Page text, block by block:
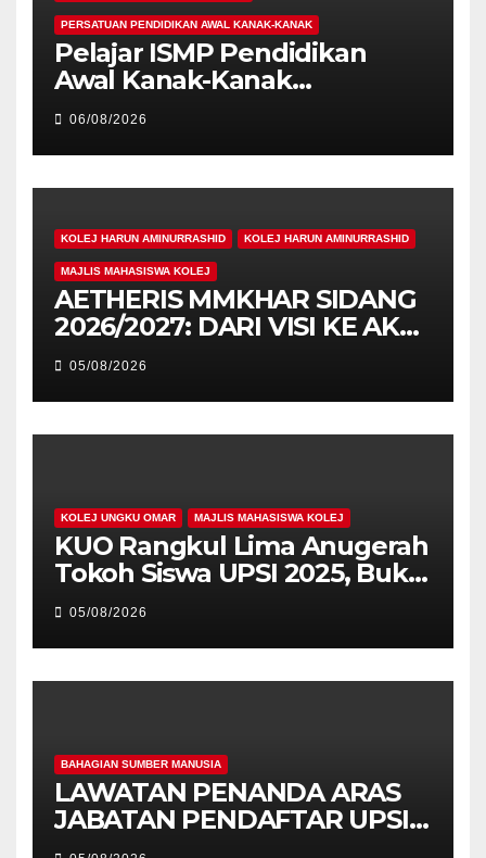
PERSATUAN PENDIDIKAN AWAL KANAK-KANAK
Pelajar ISMP Pendidikan
Awal Kanak-Kanak
Cemerlang Raih
Pengiktirafan Antarabangsa
di IAM2026
06/08/2026
KOLEJ HARUN AMINURRASHID KOLEJ HARUN AMINURRASHID
MAJLIS MAHASISWA KOLEJ
AETHERIS MMKHAR SIDANG
2026/2027: DARI VISI KE AKSI,
MEMBINA LEGASI GENERASI
PEMIMPIN
05/08/2026
KOLEJ UNGKU OMAR MAJLIS MAHASISWA KOLEJ
KUO Rangkul Lima Anugerah
Tokoh Siswa UPSI 2025, Bukti
Kecemerlangan Mahasiswa
Holistik
05/08/2026
BAHAGIAN SUMBER MANUSIA
LAWATAN PENANDA ARAS
JABATAN PENDAFTAR UPSI
KE JABATAN PENDAFTAR